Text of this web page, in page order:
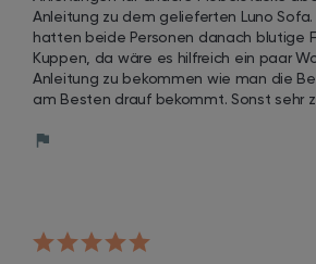
Anleitung zu dem gelieferten Luno
hatten beide Personen danach blutige
Kuppen, da wäre es hilfreich ein paar
Anleitung zu bekommen wie man die
am Besten drauf bekommt. Sonst sehr